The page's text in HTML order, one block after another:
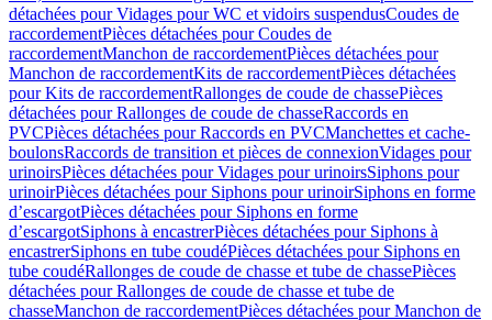
détachées pour Vidages pour WC et vidoirs suspendusCoudes de
raccordementPièces détachées pour Coudes de
raccordementManchon de raccordementPièces détachées pour
Manchon de raccordementKits de raccordementPièces détachées
pour Kits de raccordementRallonges de coude de chassePièces
détachées pour Rallonges de coude de chasseRaccords en
PVCPièces détachées pour Raccords en PVCManchettes et cache-
boulonsRaccords de transition et pièces de connexionVidages pour
urinoirsPièces détachées pour Vidages pour urinoirsSiphons pour
urinoirPièces détachées pour Siphons pour urinoirSiphons en forme
d’escargotPièces détachées pour Siphons en forme
d’escargotSiphons à encastrerPièces détachées pour Siphons à
encastrerSiphons en tube coudéPièces détachées pour Siphons en
tube coudéRallonges de coude de chasse et tube de chassePièces
détachées pour Rallonges de coude de chasse et tube de
chasseManchon de raccordementPièces détachées pour Manchon de